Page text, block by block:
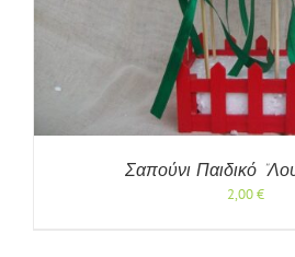
Σαπούνι Παιδικό
2,00€